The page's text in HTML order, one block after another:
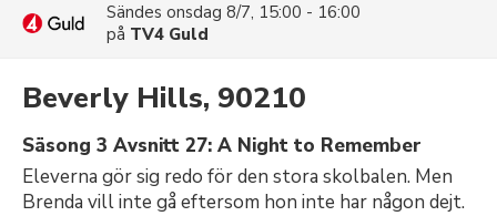
Sändes onsdag 8/7, 15:00 - 16:00
på TV4 Guld
Beverly Hills, 90210
Säsong 3 Avsnitt 27: A Night to Remember
Eleverna gör sig redo för den stora skolbalen. Men
Brenda vill inte gå eftersom hon inte har någon dejt.